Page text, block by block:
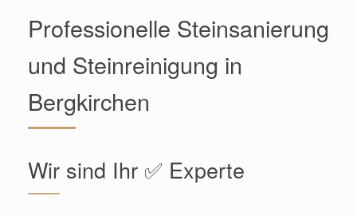
Professionelle Steinsanierung
und Steinreinigung in
Bergkirchen
Wir sind Ihr ✅ Experte